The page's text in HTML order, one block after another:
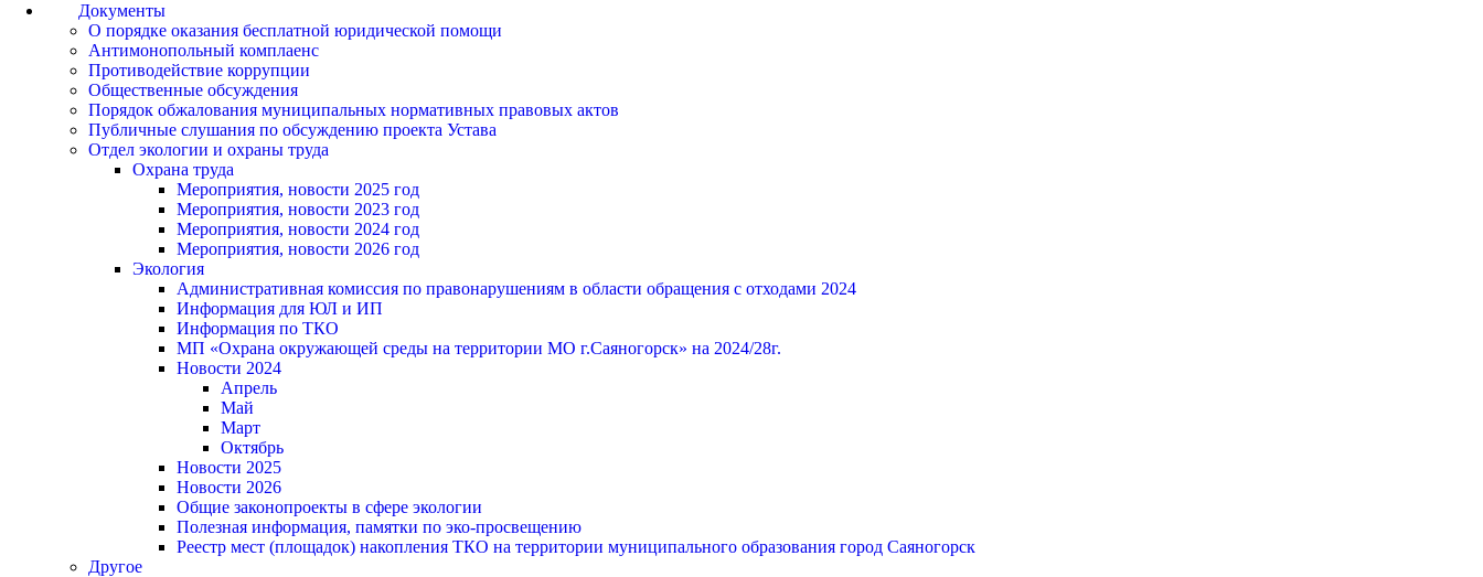
Документы
О порядке оказания бесплатной юридической помощи
Антимонопольный комплаенс
Противодействие коррупции
Общественные обсуждения
Порядок обжалования муниципальных нормативных правовых актов
Публичные слушания по обсуждению проекта Устава
Отдел экологии и охраны труда
Охрана труда
Мероприятия, новости 2025 год
Мероприятия, новости 2023 год
Мероприятия, новости 2024 год
Мероприятия, новости 2026 год
Экология
Административная комиссия по правонарушениям в области обращения с отходами 2024
Информация для ЮЛ и ИП
Информация по ТКО
МП «Охрана окружающей среды на территории МО г.Саяногорск» на 2024/28г.
Новости 2024
Апрель
Май
Март
Октябрь
Новости 2025
Новости 2026
Общие законопроекты в сфере экологии
Полезная информация, памятки по эко-просвещению
Реестр мест (площадок) накопления ТКО на территории муниципального образования город Саяногорск
Другое